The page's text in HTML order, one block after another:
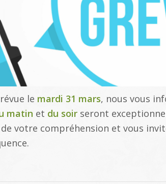
le mardi 31 mars, nous vous
matin et du soir seront
votre compréhension et vous